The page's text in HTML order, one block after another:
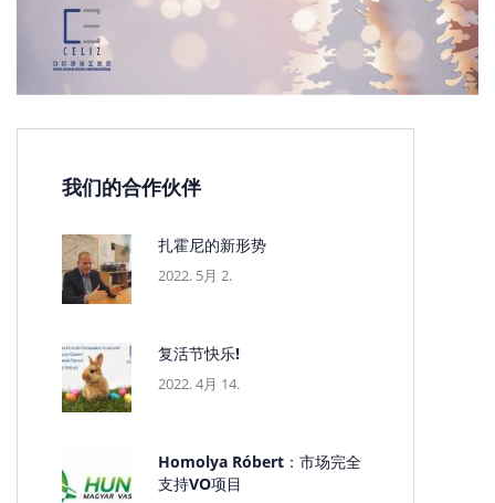
我们的合作伙伴
扎霍尼的新形势
2022. 5月 2.
复活节快乐!
2022. 4月 14.
Homolya Róbert：市场完全
支持VO项目